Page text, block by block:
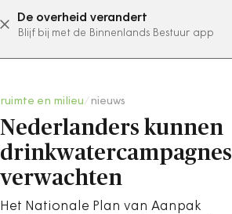
De overheid verandert
Blijf bij met de Binnenlands Bestuur app
abonneer nu
ruimte en milieu nieuws
Nederlanders kunnen
drinkwatercampagnes
verwachten
Het Nationale Plan van Aanpak